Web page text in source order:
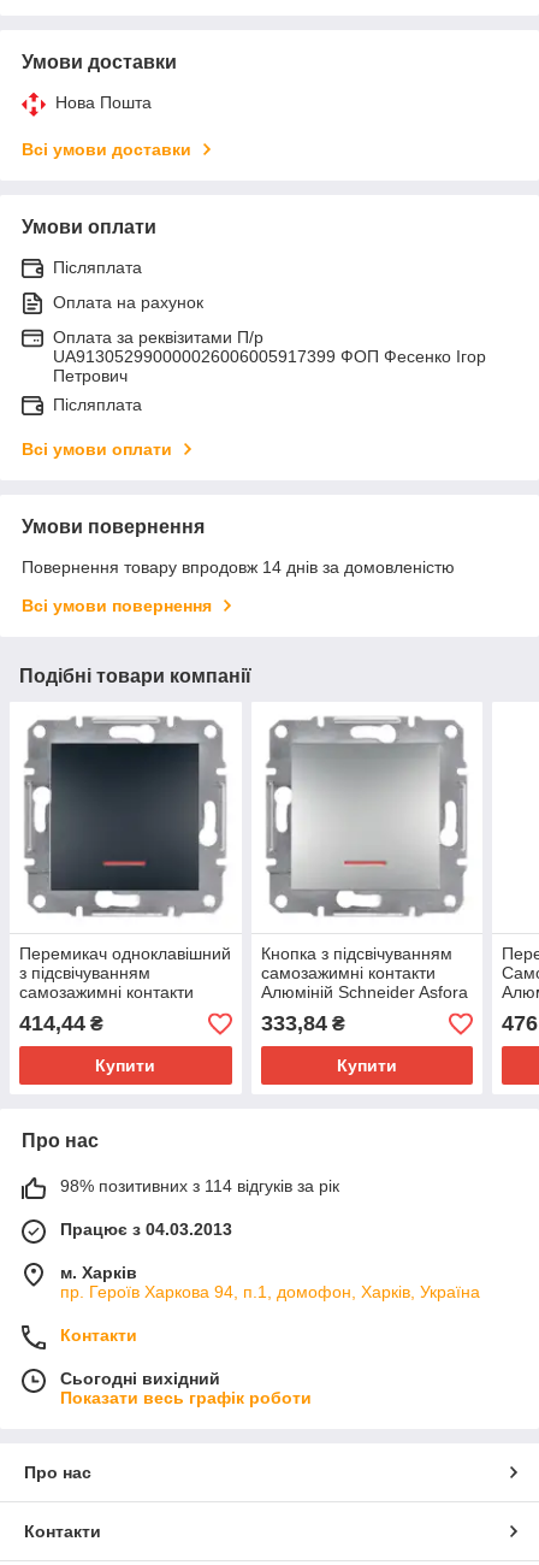
Умови доставки
Нова Пошта
Всі умови доставки
Умови оплати
Післяплата
Оплата на рахунок
Оплата за реквізитами П/р
UA913052990000026006005917399 ФОП Фесенко Ігор
Петрович
Післяплата
Всі умови оплати
Умови повернення
Повернення товару впродовж 14 днів за домовленістю
Всі умови повернення
Подібні товари компанії
Перемикач одноклавішний
з підсвічуванням
самозажимні контакти
Антрацит Schneider Asfora
plus (EPH1500171)
414,44 ₴
Купити
Кнопка з підсвічуванням
самозажимні контакти
Алюміній Schneider Asfora
plus (EPH1600161)
333,84₴
Купити
Про нас
98% позитивних з 114 відгуків за рік
Працює з 04.03.2013
м. Харків
пр. Героїв Харкова 94, п.1, домофон, Харків, Україна
Контакти
Сьогодні вихідний
Показати весь графік роботи
Про нас
Контакти